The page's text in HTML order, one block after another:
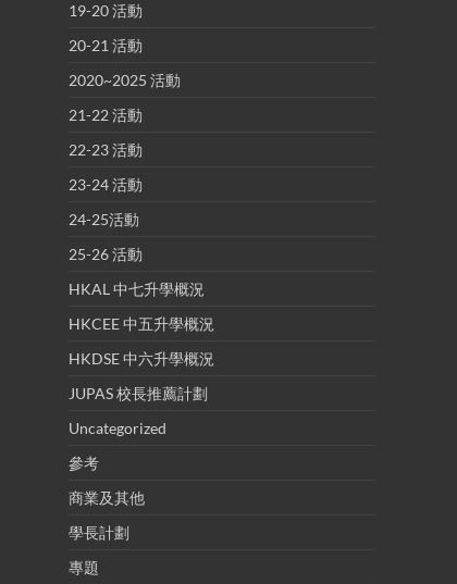
19-20 活動
20-21 活動
2020~2025 活動
21-22 活動
22-23 活動
23-24 活動
24-25活動
25-26 活動
HKAL 中七升學概況
HKCEE 中五升學概況
HKDSE 中六升學概況
JUPAS 校長推薦計劃
Uncategorized
參考
商業及其他
學長計劃
專題